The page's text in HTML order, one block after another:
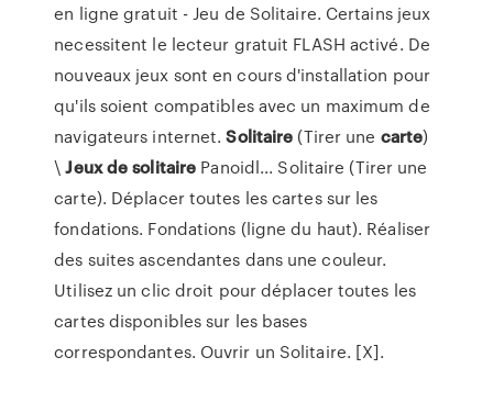
en ligne gratuit - Jeu de Solitaire. Certains jeux
necessitent le lecteur gratuit FLASH activé. De
nouveaux jeux sont en cours d'installation pour
qu'ils soient compatibles avec un maximum de
navigateurs internet.Solitaire (Tirer une carte)
\Jeuxde solitaire Panoidl... Solitaire (Tirer une
carte). Déplacer toutes les cartes sur les
fondations. Fondations (ligne du haut). Réaliser
des suites ascendantes dans une couleur.
Utilisez un clic droit pour déplacer toutes les
cartes disponibles sur les bases
correspondantes. Ouvrir un Solitaire. [X].